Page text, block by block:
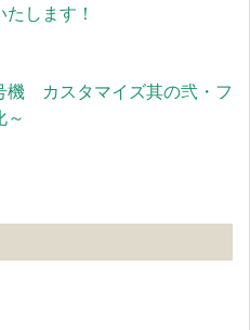
します！
カスタマイズ其の弐・フ
～